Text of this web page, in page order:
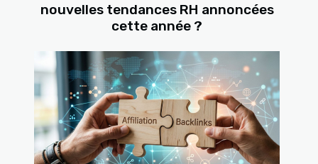
nouvelles tendances RH annoncées
cette année ?